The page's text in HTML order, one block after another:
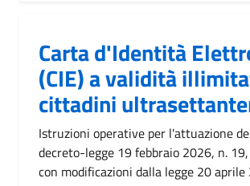
Carta d'Identità
(CIE) a validità
cittadini
Istruzioni operative per l'attuazione
decreto-legge 19 febbraio 2026, n.
con modificazioni dalla legge 20